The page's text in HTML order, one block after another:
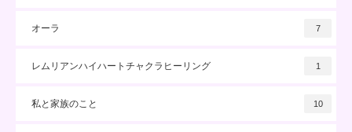
オーラ 7
レムリアンハイハートチャクラヒーリング 1
私と家族のこと 10